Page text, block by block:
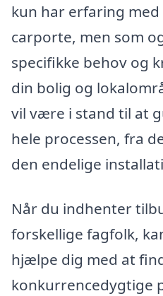
kun har erfaring
carporte, men som
specifikke behov og
din bolig og
vil være i stand til at
hele processen, fra
den endelige
Når du indhenter
forskellige fagfolk,
hjælpe dig med at
konkurrencedygtige